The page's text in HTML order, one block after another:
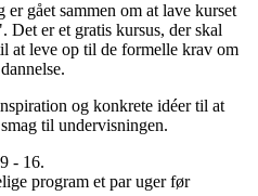
gået sammen om at lave kurset
er et gratis kursus, der skal
at leve op til de formelle krav om
og konkrete idéer til at
til undervisningen.
- 16.
program et par uger før